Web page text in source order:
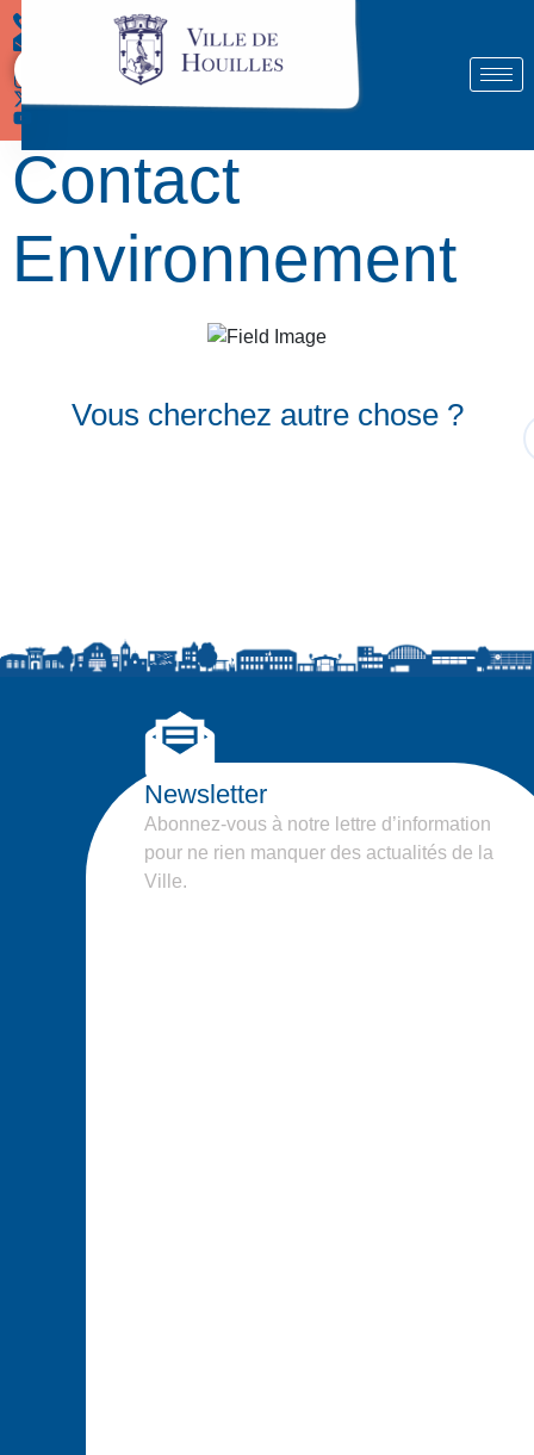
Démarches
Contact
Environnement
Vous cherchez autre chose ?
Newsletter
Abonnez-vous à notre lettre d’information
pour ne rien manquer des actualités de la
Ville.